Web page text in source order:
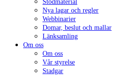
Stödmaterial
Nya lagar och regler
Webbinarier
Domar, beslut och mallar
Länksamling
Om oss
Om oss
Vår styrelse
Stadgar